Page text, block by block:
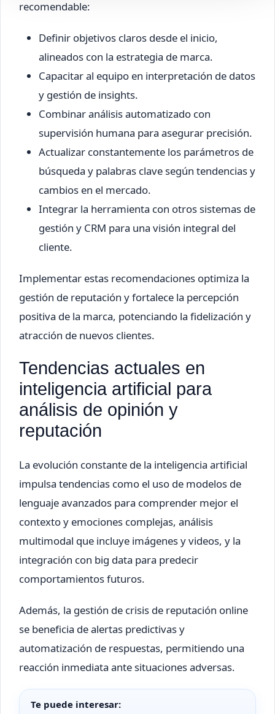
recomendable:
Definir objetivos claros desde el inicio,
alineados con la estrategia de marca.
Capacitar al equipo en interpretación de datos
y gestión de insights.
Combinar análisis automatizado con
supervisión humana para asegurar precisión.
Actualizar constantemente los parámetros de
búsqueda y palabras clave según tendencias y
cambios en el mercado.
Integrar la herramienta con otros sistemas de
gestión y CRM para una visión integral del
cliente.
Implementar estas recomendaciones optimiza la
gestión de reputación y fortalece la percepción
positiva de la marca, potenciando la fidelización y
atracción de nuevos clientes.
Tendencias actuales en
inteligencia artificial para
análisis de opinión y
reputación
La evolución constante de la inteligencia artificial
impulsa tendencias como el uso de modelos de
lenguaje avanzados para comprender mejor el
contexto y emociones complejas, análisis
multimodal que incluye imágenes y videos, y la
integración con big data para predecir
comportamientos futuros.
Además, la gestión de crisis de reputación online
se beneficia de alertas predictivas y
automatización de respuestas, permitiendo una
reacción inmediata ante situaciones adversas.
Te puede interesar: